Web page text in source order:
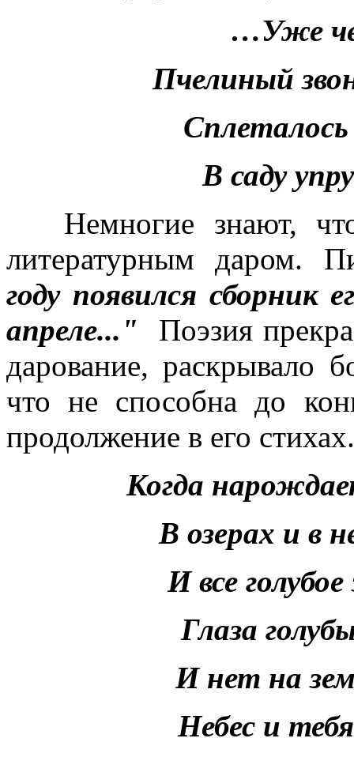
…Уже
Пчелиный
Сплеталось
В саду
Немногие знают,
литературным даром.
году появился сборник
апреле..." Поэзия
дарование, раскрывало
что не способна до
продолжение в его стихах.
Когда
В озерах и в
И все
Глаза
И нет на
Небес и